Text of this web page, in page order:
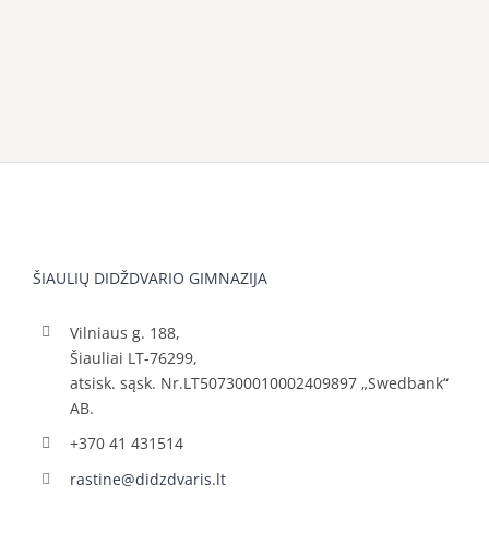
ŠIAULIŲ DIDŽDVARIO GIMNAZIJA
Vilniaus g. 188,
Šiauliai LT-76299,
atsisk. sąsk. Nr.LT507300010002409897 „Swedbank“
AB.
+370 41 431514
rastine@didzdvaris.lt